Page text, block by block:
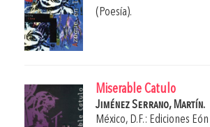
(Poesía).
Miserable Catulo
Jiménez Serrano, Martín.
México, D.F.: Ediciones Eón